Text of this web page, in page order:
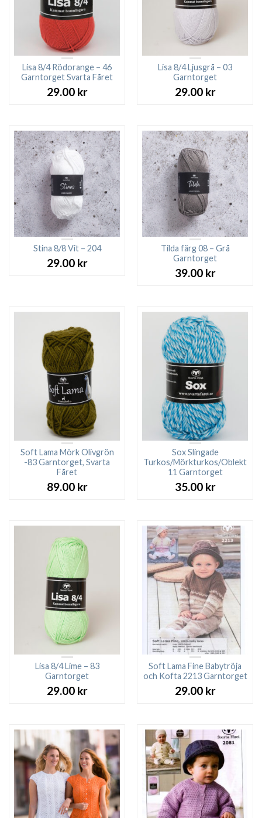
Lisa 8/4 Rödorange – 46
Garntorget Svarta Fåret
29.00 kr
Lisa 8/4 Ljusgrå – 03
Garntorget
29.00 kr
Stina 8/8 Vit – 204
29.00 kr
Tilda färg 08 – Grå
Garntorget
39.00 kr
Soft Lama Mörk Olivgrön
-83 Garntorget, Svarta
Fåret
89.00 kr
Sox Slingade
Turkos/Mörkturkos/Oblekt
11 Garntorget
35.00 kr
Lisa 8/4 Lime – 83
Garntorget
29.00 kr
Soft Lama Fine Babytröja
och Kofta 2213 Garntorget
29.00 kr